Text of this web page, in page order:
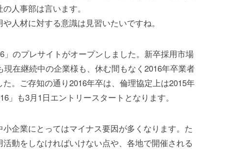
人事部は言います。
人材に対する意識は見習いたいですね。
のプレサイトがオープンしました。新卒採用市場
在継続中の企業様も、休む間もなく2016年卒業者
。ご存知の通り2016年卒は、倫理協定上は2015年
」も3月1日エントリースタートとなります。
企業にとってはマイナス要因が多くなります。た
動をしなければいけない点や、各地で開催される